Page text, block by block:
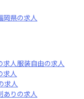
岡県の求人
求人服装自由の求人
求人
求人
ありの求人